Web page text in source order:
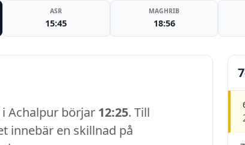
ASR
15:45
MAGHRIB
18:56
Achalpur börjar 12:25. Till
innebär en skillnad på